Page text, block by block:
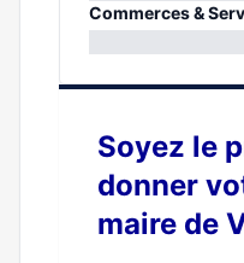
0%
Commerces &
Soyez le
donner
maire de